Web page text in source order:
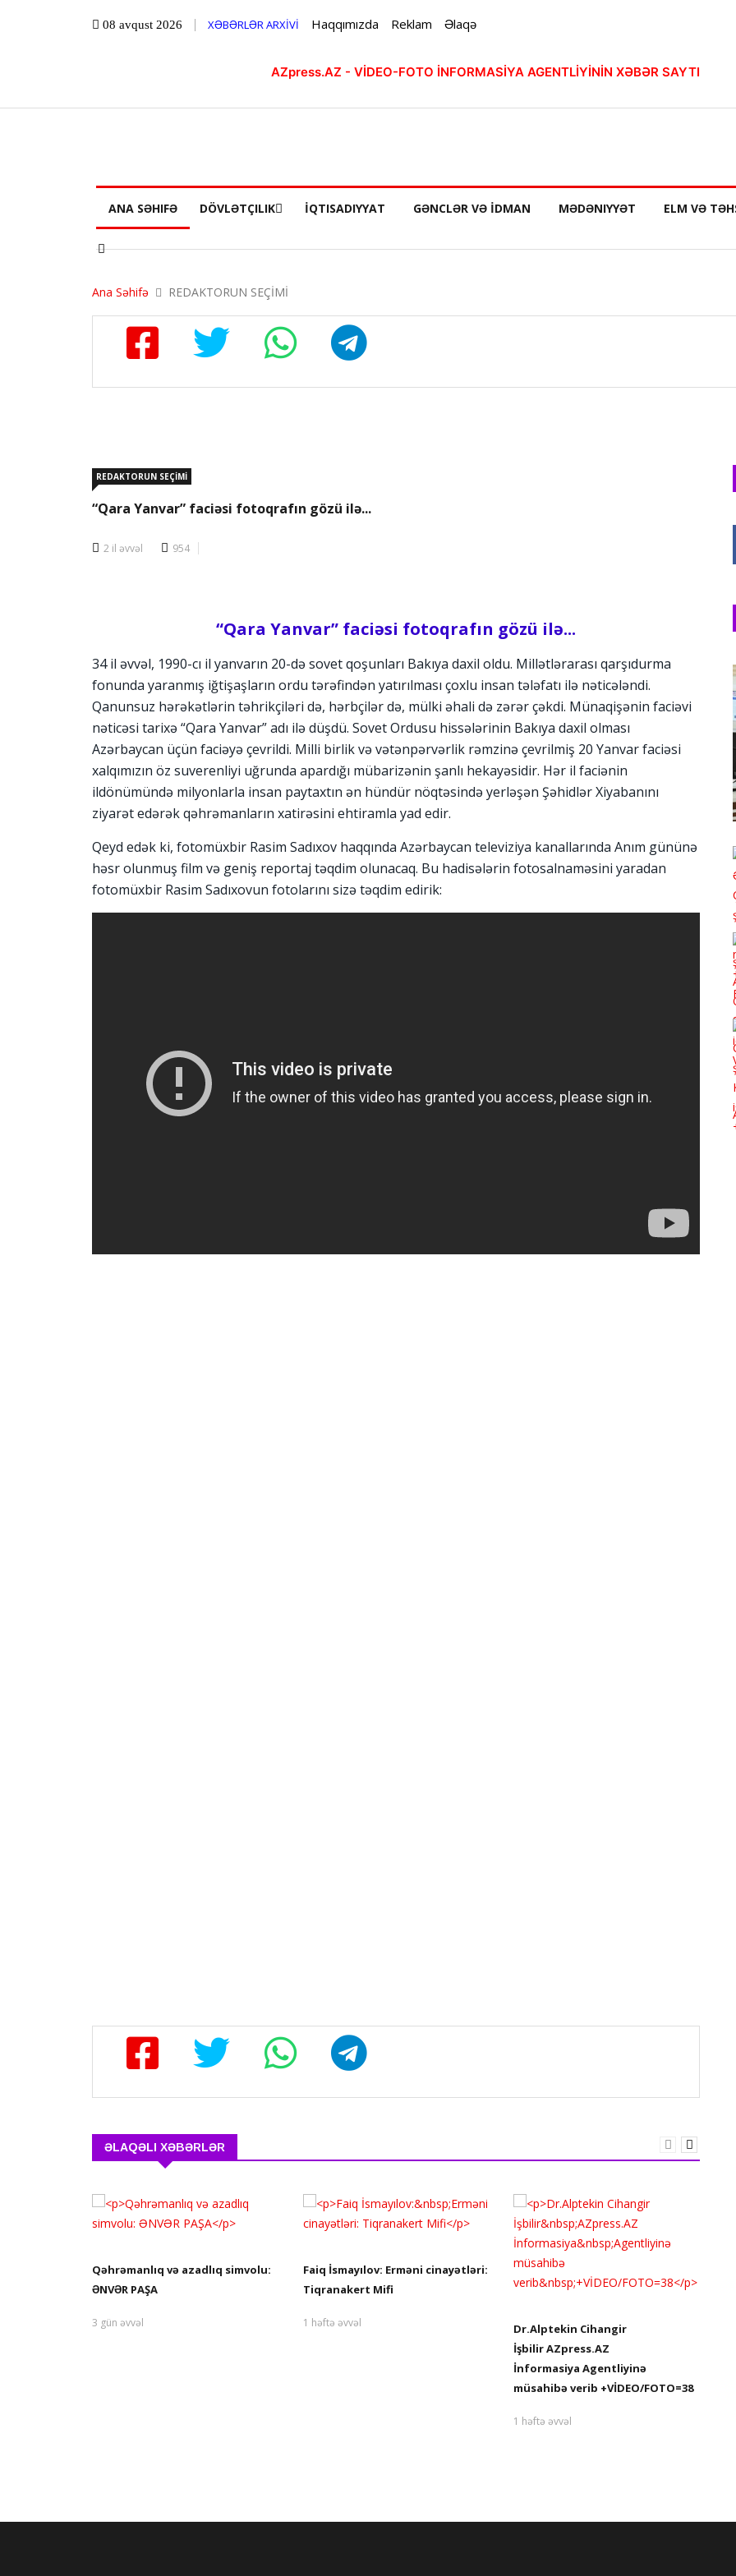
08 avqust 2026 XƏBƏRLƏR ARXİVİ Haqqımızda Reklam Əlaqə
AZpress.AZ - VİDEO-FOTO İNFORMASİYA AGENTLİYİNİN XƏBƏR SAYTI
ANA SƏHIFƏ DÖVLƏTÇILIK İQTISADIYYAT GƏNCLƏR VƏ İDMAN MƏDƏNIYYƏT ELM VƏ
Ana Səhifə REDAKTORUN SEÇİMİ
REDAKTORUN SEÇİMİ
“Qara Yanvar” faciəsi fotoqrafın gözü ilə...
2 il əvvəl 954
“Qara Yanvar” faciəsi fotoqrafın gözü ilə...
34 il əvvəl, 1990-cı il yanvarın 20-də sovet qoşunları Bakıya daxil oldu. Millətlərarası qarşıdurma
fonunda yaranmış iğtişaşların ordu tərəfindən yatırılması çoxlu insan tələfatı ilə nəticələndi.
Qanunsuz hərəkətlərin təhrikçiləri də, hərbçilər də, mülki əhali də zərər çəkdi. Münaqişənin faciəvi
nəticəsi tarixə “Qara Yanvar” adı ilə düşdü. Sovet Ordusu hissələrinin Bakıya daxil olması
Azərbaycan üçün faciəyə çevrildi. Milli birlik və vətənpərvərlik rəmzinə çevrilmiş 20 Yanvar faciəsi
xalqımızın öz suverenliyi uğrunda apardığı mübarizənin şanlı hekayəsidir. Hər il faciənin
ildönümündə milyonlarla insan paytaxtın ən hündür nöqtəsində yerləşən Şəhidlər Xiyabanını
ziyarət edərək qəhrəmanların xatirəsini ehtiramla yad edir.
Qeyd edək ki, fotomüxbir Rasim Sadıxov haqqında Azərbaycan televiziya kanallarında Anım gününə
həsr olunmuş film və geniş reportaj təqdim olunacaq. Bu hadisələrin fotosalnaməsini yaradan
fotomüxbir Rasim Sadıxovun fotolarını sizə təqdim edirik:
ƏLAQƏLI XƏBƏRLƏR
Qəhrəmanlıq və azadlıq simvolu:
ƏNVƏR PAŞA
3 gün əvvəl
Faiq İsmayılov: Erməni cinayətləri:
Tiqranakert Mifi
1 həftə əvvəl
Dr.Alptekin Cihangir
İşbilir AZpress.AZ
İnformasiya Agentliyinə
müsahibə verib +VİDEO/FOTO=38
1 həftə əvvəl